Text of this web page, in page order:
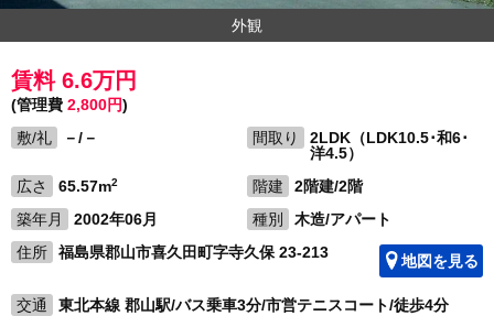
外観
賃料 6.6万円
(管理費 2,800円)
敷/礼
－/－ 間取り
2LDK（LDK10.5･和6･
洋4.5）
広さ
65.57m2 階建
2階建/2階
築年月
2002年06月 種別
木造/アパート
住所
福島県郡山市喜久田町字寺久保 23-213 地図を見る
交通
東北本線 郡山駅/バス乗車3分/市営テニスコート/徒歩4分